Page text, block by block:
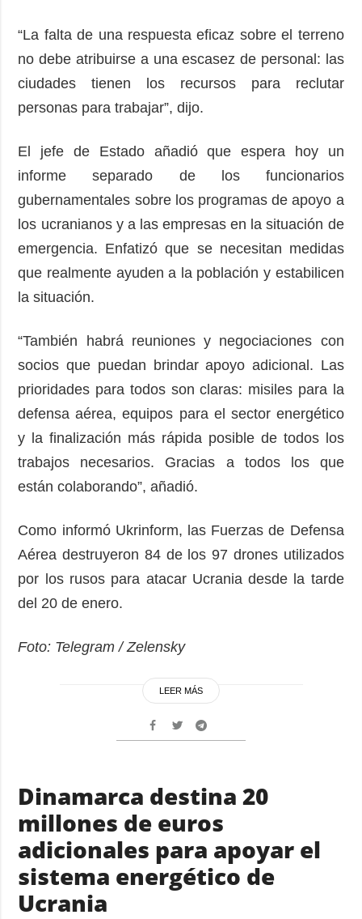
“La falta de una respuesta eficaz sobre el terreno
no debe atribuirse a una escasez de personal: las
ciudades tienen los recursos para reclutar
personas para trabajar”, ​​dijo.
El jefe de Estado añadió que espera hoy un
informe separado de los funcionarios
gubernamentales sobre los programas de apoyo a
los ucranianos y a las empresas en la situación de
emergencia. Enfatizó que se necesitan medidas
que realmente ayuden a la población y estabilicen
la situación.
“También habrá reuniones y negociaciones con
socios que puedan brindar apoyo adicional. Las
prioridades para todos son claras: misiles para la
defensa aérea, equipos para el sector energético
y la finalización más rápida posible de todos los
trabajos necesarios. Gracias a todos los que
están colaborando”, añadió.
Como informó Ukrinform, las Fuerzas de Defensa
Aérea destruyeron 84 de los 97 drones utilizados
por los rusos para atacar Ucrania desde la tarde
del 20 de enero.
Foto: Telegram / Zelensky
LEER MÁS
Dinamarca destina 20
millones de euros
adicionales para apoyar el
sistema energético de
Ucrania